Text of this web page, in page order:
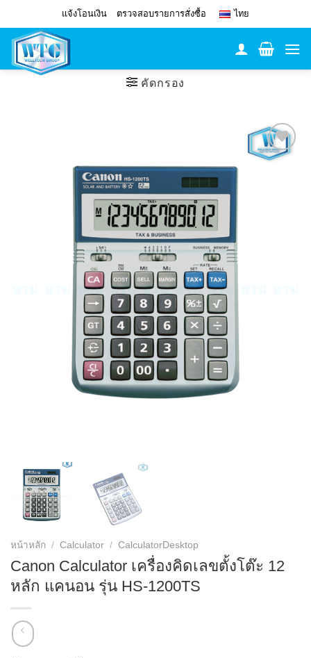
to
content
แจ้งโอนเงิน ตรวจสอบรายการสั่งซื้อ ไทย
คัดกรอง
หน้าหลัก / Calculator / CalculatorDesktop
Canon Calculator เครื่องคิดเลขตั้งโต๊ะ 12
หลัก แคนอน รุ่น HS-1200TS